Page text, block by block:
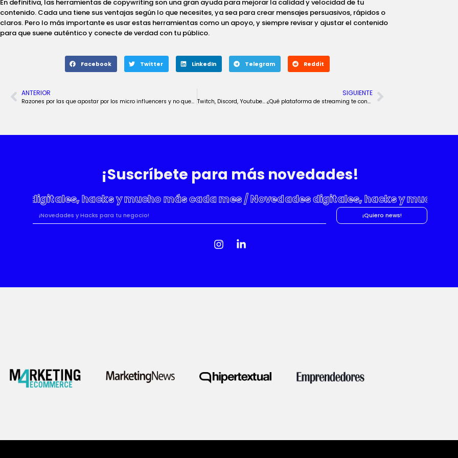
En definitiva, las herramientas de copywriting son una gran ayuda para mejorar la calidad y velocidad de tu
contenido. Cada una tiene sus ventajas según lo que necesites, ya sea para crear mensajes persuasivos, rápidos o
claros. Pero lo más importante es usar estas herramientas como un apoyo, y siempre revisar y ajustar el contenido
para que suene auténtico y conecte de verdad con tu público.
Facebook Twitter LinkedIn Telegram Reddit
ANTERIOR
Razones por las que apostar por los micro influencers y no quedarte atrás
SIGUIENTE
Twitch, Discord, Youtube… ¿Qué plataforma de streaming te conviene más?
¡Suscríbete para más novedades!
digitales, hacks y mucho más cada mes/ Novedades digitales, hacks y mucho más
¡Quiero news!